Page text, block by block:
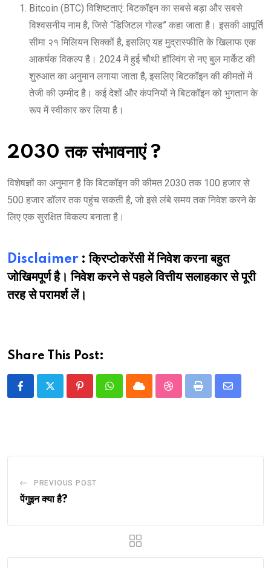
Bitcoin (BTC) विशिष्टताएं: बिटकॉइन का सबसे बड़ा और सबसे
विश्वसनीय नाम है, जिसे “डिजिटल गोल्ड” कहा जाता है। इसकी आपूर्ति
सीमा २१ मिलियन सिक्कों है, इसलिए यह मुद्रास्फीति के खिलाफ एक
आकर्षक विकल्प है। 2024 में हुई चौथी हॉल्विंग से नए बुल मार्केट की
शुरुआत का अनुमान लगाया जाता है, इसलिए बिटकॉइन की कीमतों में
तेजी की उम्मीद है। कई देशों और कंपनियों ने बिटकॉइन को भुगतान के
रूप में स्वीकार कर लिया है।
2030 तक संभावनाएं?
विशेषज्ञों का अनुमान है कि बिटकॉइन की कीमत 2030 तक 100 हजार से
500 हजार डॉलर तक पहुंच सकती है, जो इसे लंबे समय तक निवेश करने के
लिए एक सुरक्षित विकल्प बनाता है।
Disclaimer: क्रिप्टोकरेंसी में निवेश करना बहुत
जोखिमपूर्ण है। निवेश करने से पहले वित्तीय सलाहकार से पूरी
तरह से परामर्श लें।
Share This Post:
PinterestWhatsappCloud StumbleUpon
Print
Share
PREVIOUS POST
पेंगुइन क्या है?